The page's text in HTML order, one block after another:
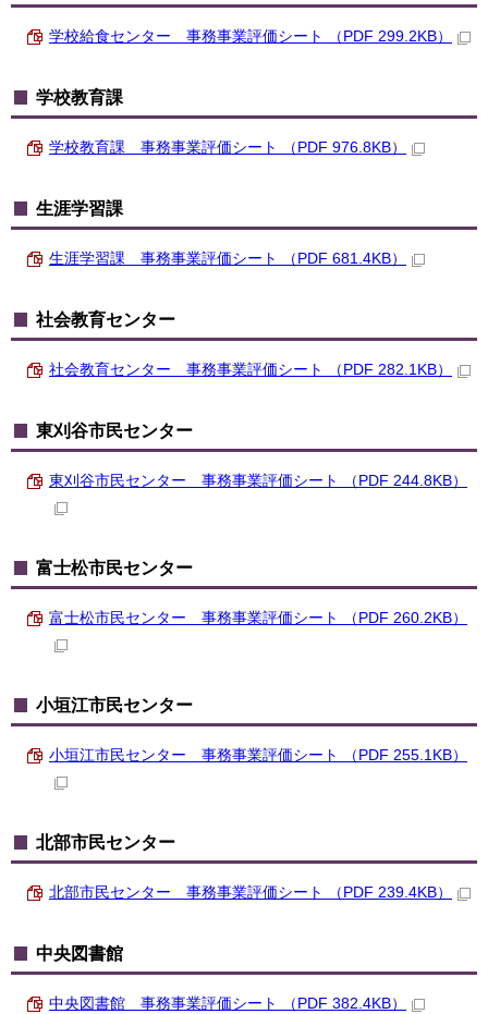
学校給食センター 事務事業評価シート （PDF 299.2KB）
学校教育課
学校教育課 事務事業評価シート （PDF 976.8KB）
生涯学習課
生涯学習課 事務事業評価シート （PDF 681.4KB）
社会教育センター
社会教育センター 事務事業評価シート （PDF 282.1KB）
東刈谷市民センター
東刈谷市民センター 事務事業評価シート （PDF 244.8KB）
富士松市民センター
富士松市民センター 事務事業評価シート （PDF 260.2KB）
小垣江市民センター
小垣江市民センター 事務事業評価シート （PDF 255.1KB）
北部市民センター
北部市民センター 事務事業評価シート （PDF 239.4KB）
中央図書館
中央図書館 事務事業評価シート （PDF 382.4KB）